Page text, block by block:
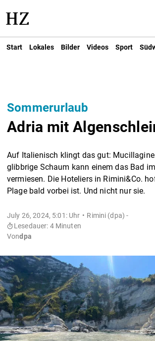
Start Lokales Bilder Videos Sport
Sommerurlaub
Adria mit
Auf Italienisch klingt das gut:
glibbrige Schaum kann einem das Bad
vermiesen. Die Hoteliers in Rimini&Co.
Plage bald vorbei ist. Und nicht nur sie.
July 26, 2024, 5:01: Uhr
Rimini (dpa) -
Lesedauer: 4 Minuten
Vondpa